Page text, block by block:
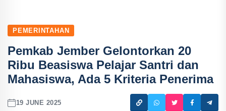
PEMERINTAHAN
Pemkab Jember Gelontorkan 20
Ribu Beasiswa Pelajar Santri dan
Mahasiswa, Ada 5 Kriteria Penerima
19 JUNE 2025